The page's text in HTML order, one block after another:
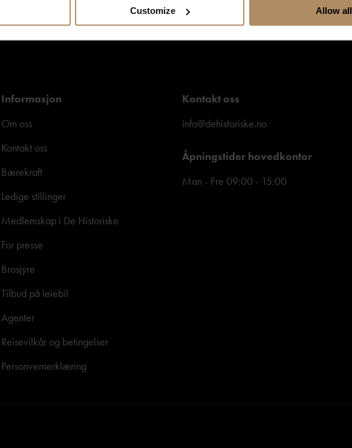
Customize Allow all
Informasjon
Om oss
Kontakt oss
Bærekraft
Ledige stillinger
Medlemskap i De Historiske
For presse
Brosjyre
Tilbud på leiebil
Agenter
Reisevilkår og betingelser
Personvernerklæring
Kontakt oss
info@dehistoriske.no
Åpningstider hovedkontor
Man - Fre 09:00 - 15:00